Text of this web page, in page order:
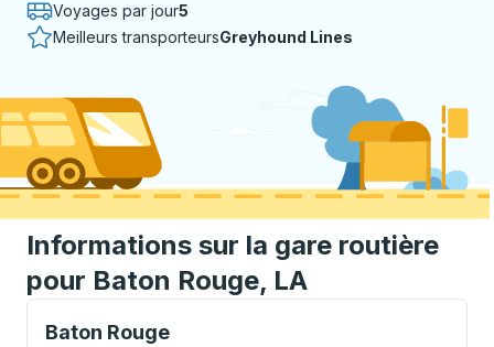
Voyages par jour5
Meilleurs transporteursGreyhound Lines
Informations sur la gare routière
pour Baton Rouge, LA
Baton Rouge
Bus Station, utilisez les touches fléchées ou la